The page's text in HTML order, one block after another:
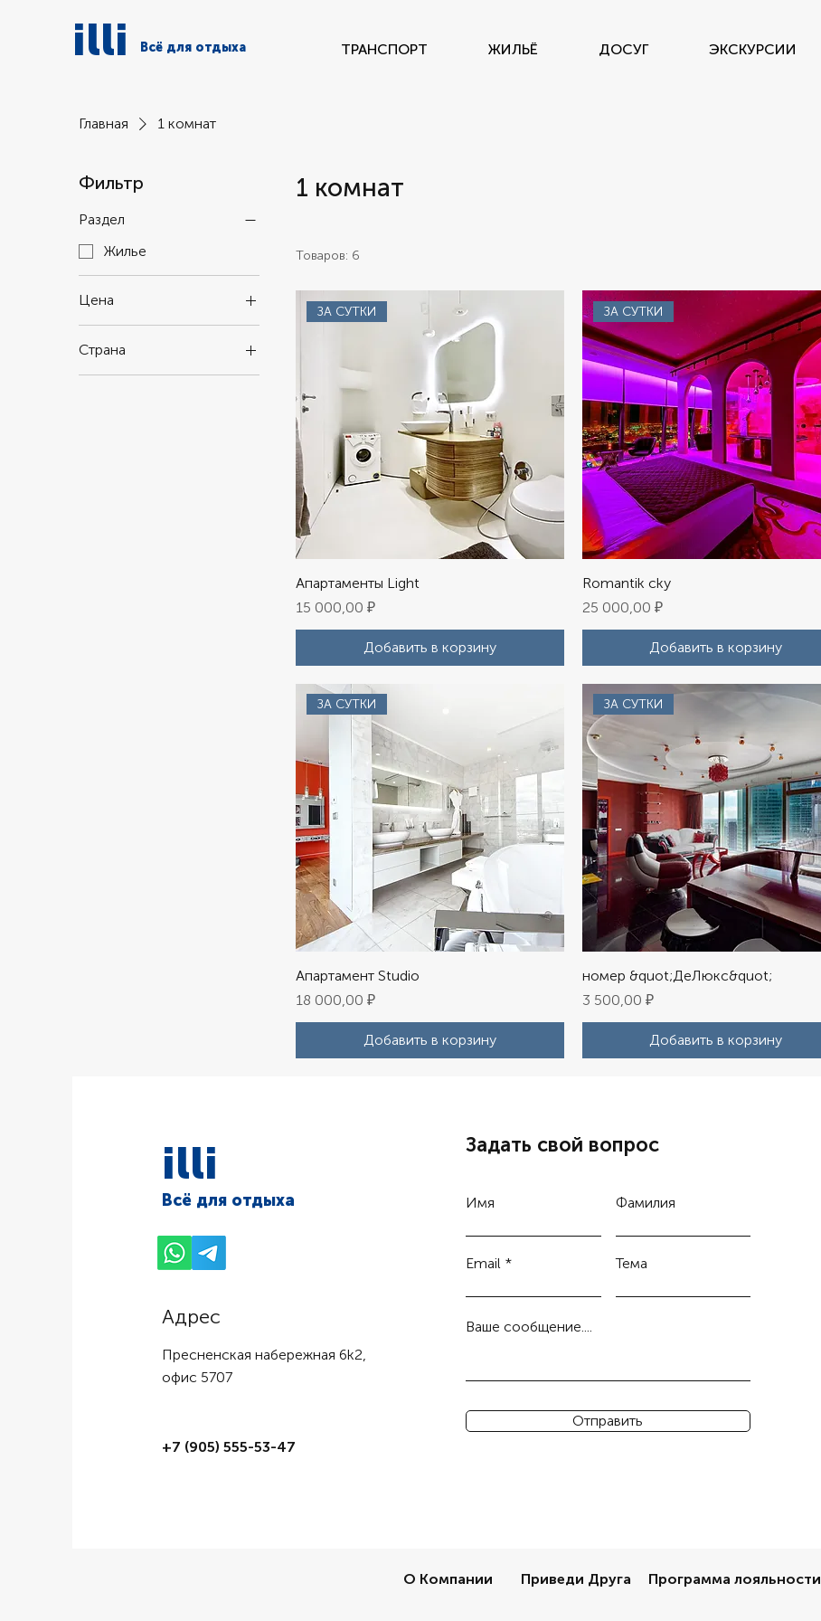
illi Всё для отдыха ТРАНСПОРТ ЖИЛЬЁ ДОСУГ ЭКСКУРСИИ
Главная 1 комнат
Фильтр
Раздел
Жилье
Цена
3 500 ₽ 28 000 ₽
Страна
Россия
1 комнат
Товаров: 6
ЗА СУТКИ
Апартаменты Light
Цена
15 000,00 ₽
Добавить в корзину
ЗА СУТКИ
Romantik cky
Цена
25 000,00 ₽
Добавить в корзину
ЗА СУТКИ
Апартамент Studio
Цена
18 000,00 ₽
Добавить в корзину
ЗА СУТКИ
номер &quot;ДеЛюкс&quot;
Цена
3 500,00 ₽
Добавить в корзину
illi
Всё для отдыха
Адрес
Пресненская набережная 6k2,
офис 5707
+7 (905) 555-53-47
Задать свой вопрос
Имя Фамилия
Email Тема
Ваше сообщение....
Отправить
О Компании Приведи Друга Программа лояльности